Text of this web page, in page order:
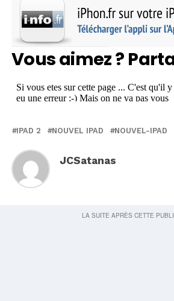
Vous aimez ?
IPAD 2 NOUVEL IPAD NOUVEL-IPAD
JCSatanas